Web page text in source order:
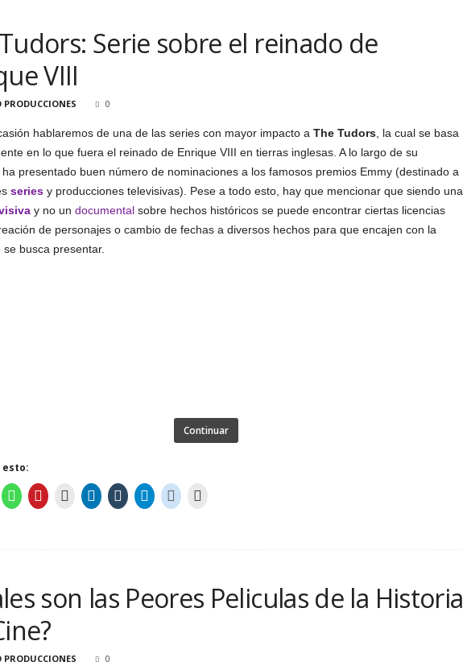
Serie sobre el reinado de
VIII
PRODUCCIONES 0
hablaremos de una de las series con mayor impacto a The Tudors, la cual se basa
en lo que fuera el reinado de Enrique VIII en tierras inglesas. A lo largo de su
presentado buen número de nominaciones a los famosos premios Emmy (destinado a
seriesy producciones televisivas). Pese a todo esto, hay que mencionar que siendo una
y no un documentalsobre hechos históricos se puede encontrar ciertas licencias
de personajes o cambio de fechas a diversos hechos para que encajen con la
busca presentar.
Continuar
esto:
son las Peores Peliculas de la Historia
PRODUCCIONES 0